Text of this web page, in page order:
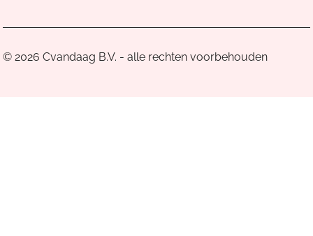
© 2026 Cvandaag B.V. - alle rechten voorbehouden